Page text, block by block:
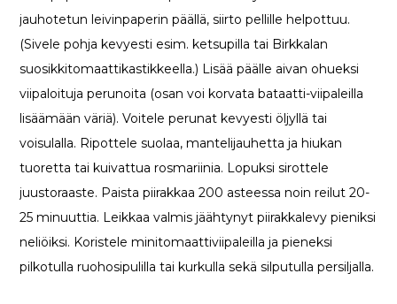
jauhotetun leivinpaperin päällä, siirto pellille helpottuu.
(Sivele pohja kevyesti esim. ketsupilla tai Birkkalan
suosikkitomaattikastikkeella.) Lisää päälle aivan ohueksi
viipaloituja perunoita (osan voi korvata bataatti-viipaleilla
lisäämään väriä). Voitele perunat kevyesti öljyllä tai
voisulalla. Ripottele suolaa, mantelijauhetta ja hiukan
tuoretta tai kuivattua rosmariinia. Lopuksi sirottele
juustoraaste. Paista piirakkaa 200 asteessa noin reilut 20-
25 minuuttia. Leikkaa valmis jäähtynyt piirakkalevy pieniksi
neliöiksi. Koristele minitomaattiviipaleilla ja pieneksi
pilkotulla ruohosipulilla tai kurkulla sekä silputulla persiljalla.